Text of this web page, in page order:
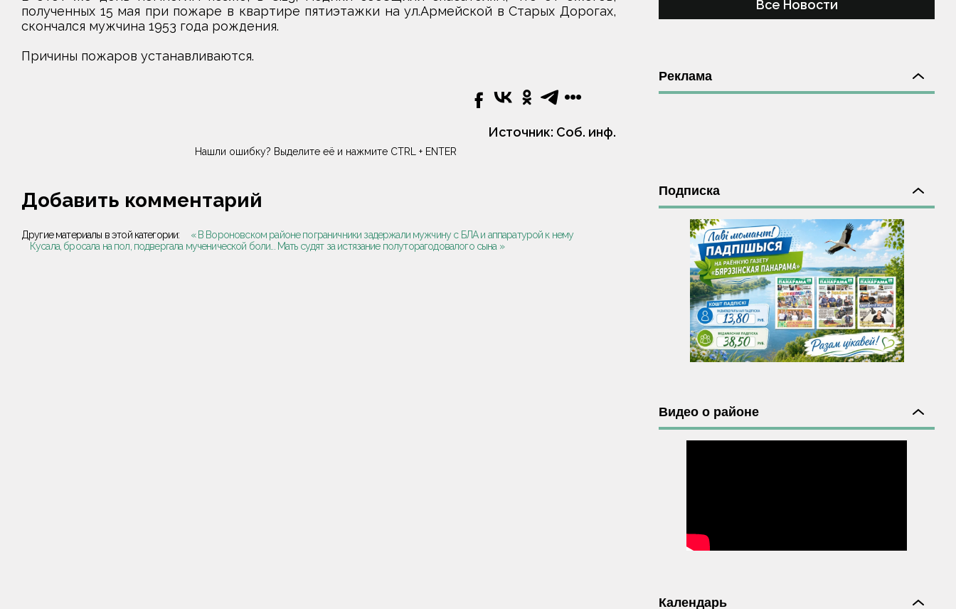
полученных 15 мая при пожаре в квартире пятиэтажки на ул.Армейской в Старых Дорогах,
скончался мужчина 1953 года рождения.
Причины пожаров устанавливаются.
Источник: Соб. инф.
Нашли ошибку? Выделите её и нажмите CTRL + ENTER
Добавить комментарий
Другие материалы в этой категории:
« В Вороновском районе пограничники задержали мужчину с БЛА и аппаратурой к нему
Кусала, бросала на пол, подвергала мученической боли... Мать судят за истязание полуторагодовалого сына »
Все Новости
Реклама
Подписка
Видео о районе
Календарь